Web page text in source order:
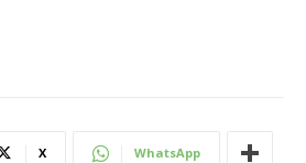
X WhatsApp